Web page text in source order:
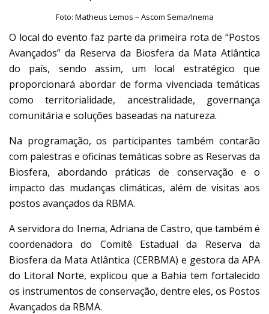
Foto: Matheus Lemos – Ascom Sema/Inema
O local do evento faz parte da primeira rota de “Postos
Avançados” da Reserva da Biosfera da Mata Atlântica
do país, sendo assim, um local estratégico que
proporcionará abordar de forma vivenciada temáticas
como territorialidade, ancestralidade, governança
comunitária e soluções baseadas na natureza.
Na programação, os participantes também contarão
com palestras e oficinas temáticas sobre as Reservas da
Biosfera, abordando práticas de conservação e o
impacto das mudanças climáticas, além de visitas aos
postos avançados da RBMA.
A servidora do Inema, Adriana de Castro, que também é
coordenadora do Comitê Estadual da Reserva da
Biosfera da Mata Atlântica (CERBMA) e gestora da APA
do Litoral Norte, explicou que a Bahia tem fortalecido
os instrumentos de conservação, dentre eles, os Postos
Avançados da RBMA.